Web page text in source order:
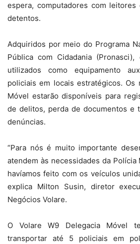
espera, computadores com
detentos.
Adquiridos por meio do Programa
Pública com Cidadania
utilizados como equipamento
policiais em locais estratégicos. Os
Móvel estarão disponíveis para
de delitos, perda de documentos e
denúncias.
“Para nós é muito importante
atendem às necessidades da Polícia
havíamos feito com os veículos
explica Milton Susin, diretor
Negócios Volare.
O Volare W9 Delegacia Móvel
transportar até 5 policiais em